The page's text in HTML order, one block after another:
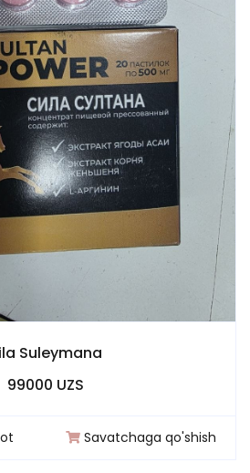
Suleymana
99000 UZS
Savatchaga qo'shish